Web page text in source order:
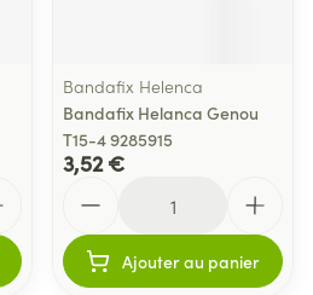
Bandafix Helenca
Bandafix Helanca Genou
T15-4 9285915
3,52 €
Ajouter au panier